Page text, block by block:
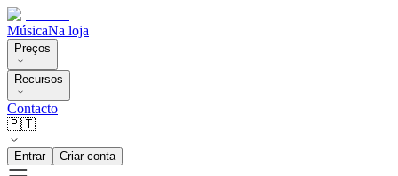
MúsicaNa loja
Preços
Recursos
Contacto
🇵🇹
Entrar Criar conta